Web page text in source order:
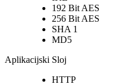
192 Bit AES
256 Bit AES
SHA 1
MD5
Aplikacijski Sloj
HTTP